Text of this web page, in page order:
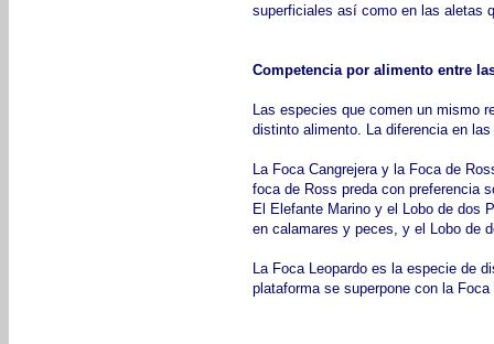
superficiales así como en las aletas
Competencia por alimento entre
Las especies que comen un mismo
distinto alimento. La diferencia en
La Foca Cangrejera y la Foca de
foca de Ross preda con preferencia
El Elefante Marino y el Lobo de dos
en calamares y peces, y el Lobo de
La Foca Leopardo es la especie de
plataforma se superpone con la